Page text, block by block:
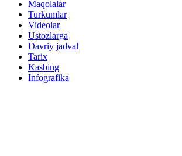
Maqolalar
Turkumlar
Videolar
Ustozlarga
Davriy jadval
Tarix
Kasbing
Infografika